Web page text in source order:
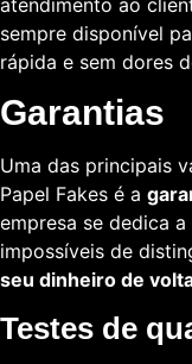
sempre disponível
rápida e sem dores
Garantias
Uma das principais
Papel Fakes é a
empresa se dedica
impossíveis de
seu dinheiro de
Testes de